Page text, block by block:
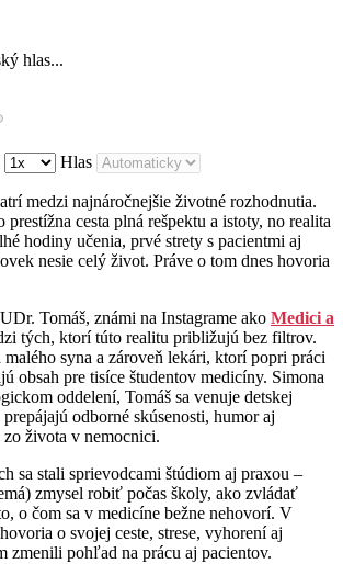
hlas...
Hlas
medzi najnáročnejšie životné rozhodnutia.
cesta plná rešpektu a istoty, no realita
hodiny učenia, prvé strety s pacientmi aj
nesie celý život. Práve o tom dnes hovoria
Tomáš, známi na Instagrame ako Medici a
tých, ktorí túto realitu približujú bez filtrov.
malého syna a zároveň lekári, ktorí popri práci
obsah pre tisíce študentov medicíny. Simona
oddelení, Tomáš sa venuje detskej
odborné skúsenosti, humor aj
zo života v nemocnici.
sa stali sprievodcami štúdiom aj praxou –
zmysel robiť počas školy, ako zvládať
o čom sa v medicíne bežne nehovorí. V
o svojej ceste, strese, vyhorení aj
zmenili pohľad na prácu aj pacientov.